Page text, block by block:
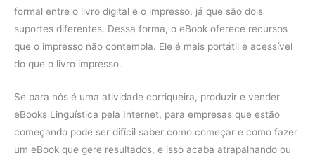
formal entre o livro digital e o impresso, já que são dois
suportes diferentes. Dessa forma, o eBook oferece recursos
que o impresso não contempla. Ele é mais portátil e acessível
do que o livro impresso.
Se para nós é uma atividade corriqueira, produzir e vender
eBooks Linguística pela Internet, para empresas que estão
começando pode ser difícil saber como começar e como fazer
um eBook que gere resultados, e isso acaba atrapalhando ou